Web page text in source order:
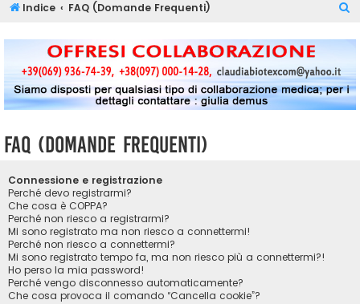
Indice FAQ (Domande Frequenti)
a
FAQ (Domande Frequenti)
Connessione e registrazione
Perché devo registrarmi?
Che cosa è COPPA?
Perché non riesco a registrarmi?
Mi sono registrato ma non riesco a connettermi!
Perché non riesco a connettermi?
Mi sono registrato tempo fa, ma non riesco più a connettermi?!
Ho perso la mia password!
Perché vengo disconnesso automaticamente?
Che cosa provoca il comando “Cancella cookie”?